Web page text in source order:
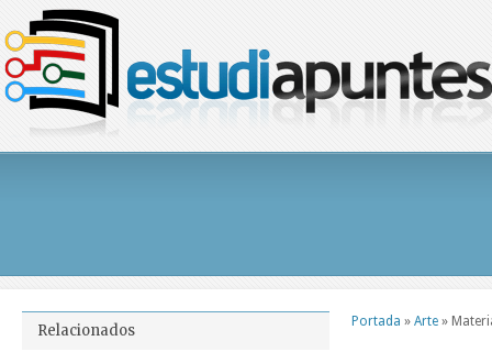
Portada » Arte »
Relacionados